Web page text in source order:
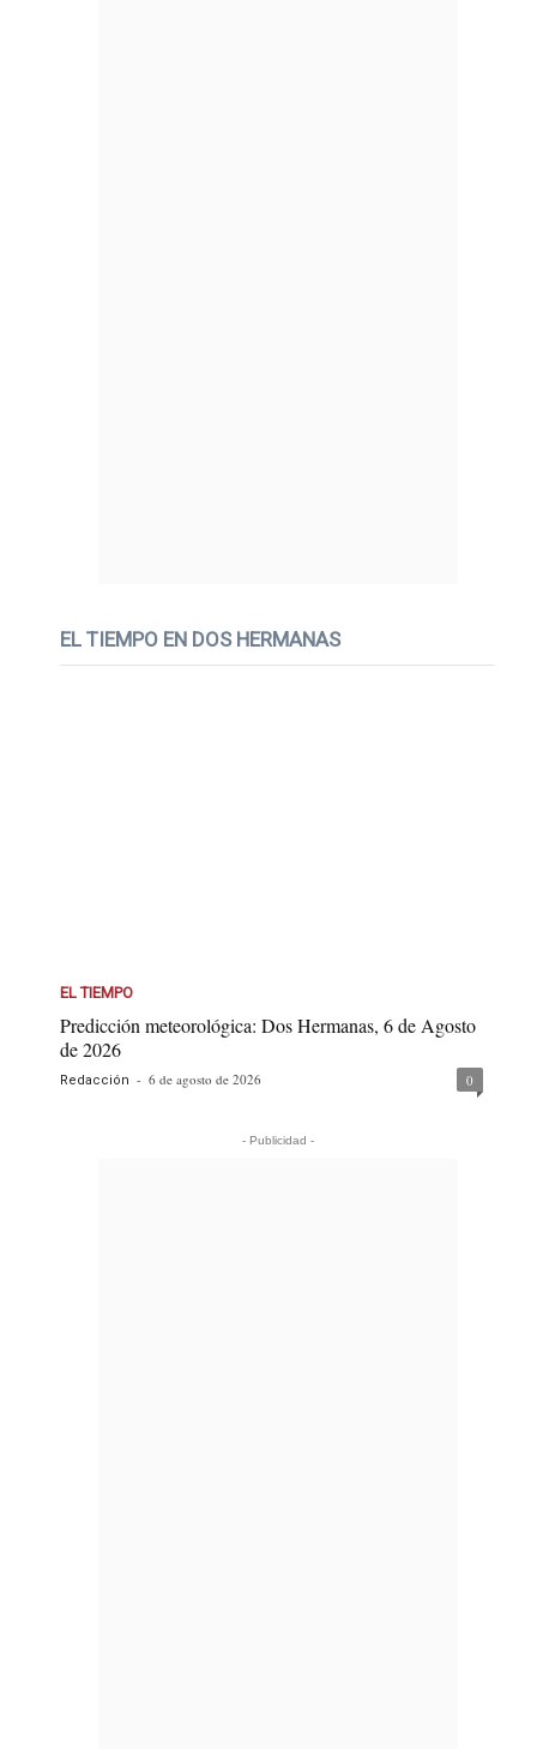
EL TIEMPO EN DOS HERMANAS
EL TIEMPO
Predicción meteorológica: Dos Hermanas, 6 de Agosto
de 2026
Redacción - 6 de agosto de 2026 0
- Publicidad -